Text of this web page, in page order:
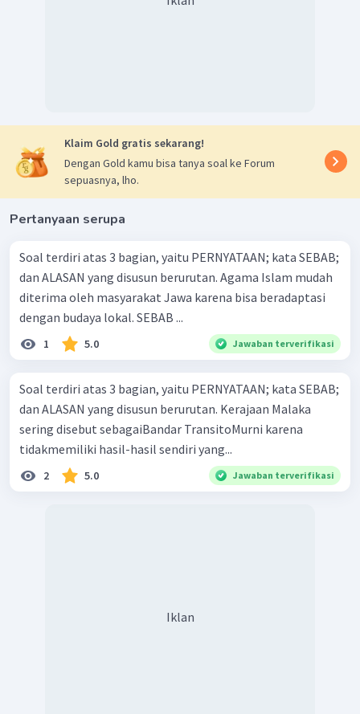
Klaim Gold gratis sekarang!
Dengan Gold kamu bisa tanya soal ke Forum
sepuasnya, lho.
Pertanyaan serupa
Soal terdiri atas 3 bagian, yaitu PERNYATAAN; kata SEBAB;
dan ALASAN yang disusun berurutan. Agama Islam mudah
diterima oleh masyarakat Jawa karena bisa beradaptasi
dengan budaya lokal. SEBAB ...
1 5.0 Jawaban terverifikasi
Soal terdiri atas 3 bagian, yaitu PERNYATAAN; kata SEBAB;
dan ALASAN yang disusun berurutan. Kerajaan Malaka
sering disebut sebagaiBandar TransitoMurni karena
tidakmemiliki hasil-hasil sendiri yang...
2 5.0 Jawaban terverifikasi
Iklan